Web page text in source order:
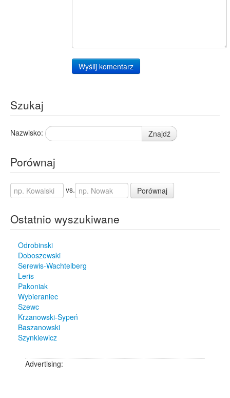
Wyślij komentarz
Szukaj
Nazwisko: Znajdź
Porównaj
vs. Porównaj
Ostatnio wyszukiwane
Odrobinski
Doboszewski
Serewis-Wachtelberg
Leris
Pakoniak
Wybieraniec
Szewc
Krzanowski-Sypeń
Baszanowski
Szynkiewicz
Advertising: